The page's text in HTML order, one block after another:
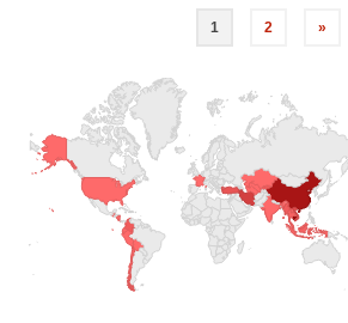
Navigation
articles
1 2 »